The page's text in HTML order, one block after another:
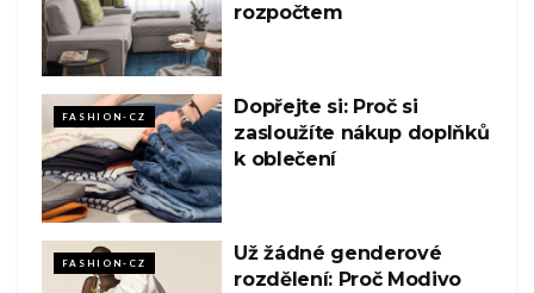
rozpočtem
FASHION-CZ
Dopřejte si: Proč si
zasloužíte nákup doplňků
k oblečení
FASHION-CZ
Už žádné genderové
rozdělení: Proč Modivo